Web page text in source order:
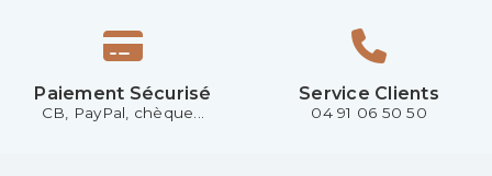
Paiement Sécurisé
CB, PayPal, chèque...
Service Clients
04 91 06 50 50